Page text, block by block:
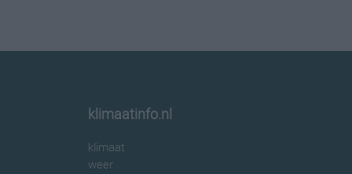
klimaatinfo.nl
klimaat
weer